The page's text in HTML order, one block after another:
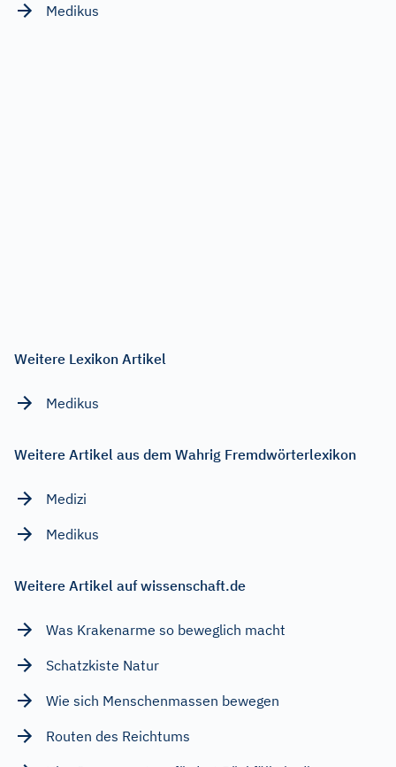
Medikus
Weitere Lexikon Artikel
Medikus
Weitere Artikel aus dem Wahrig Fremdwörterlexikon
Medizi
Medikus
Weitere Artikel auf wissenschaft.de
Was Krakenarme so beweglich macht
Schatzkiste Natur
Wie sich Menschenmassen bewegen
Routen des Reichtums